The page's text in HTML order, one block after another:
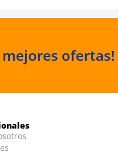
ofertas!